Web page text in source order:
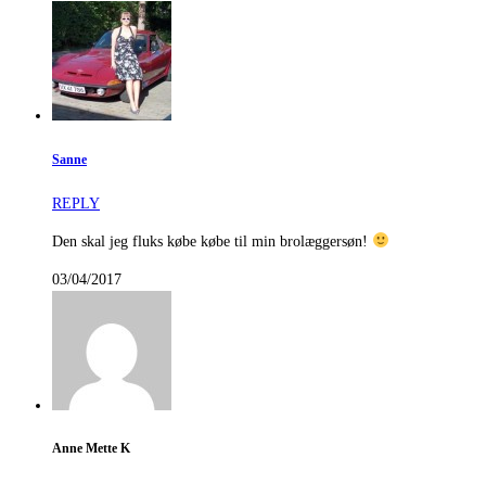
Sanne
REPLY
Den skal jeg fluks købe købe til min brolæggersøn!
03/04/2017
Anne Mette K